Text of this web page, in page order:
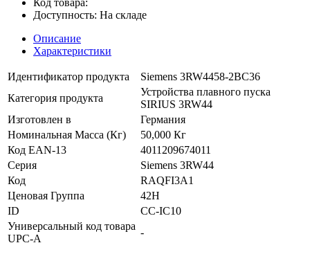
Доступность: На складе
Описание
Характеристики
Идентификатор продукта
Siemens 3RW4458-2BC36
Категория продукта
Устройства плавного пуска
SIRIUS 3RW44
Изготовлен в
Германия
Номинальная Масса (Кг)
50,000 Кг
Код EAN-13
4011209674011
Серия
Siemens 3RW44
Код
RAQFI3A1
Ценовая Группа
42H
ID
CC-IC10
Универсальный код товара
UPC-A
-